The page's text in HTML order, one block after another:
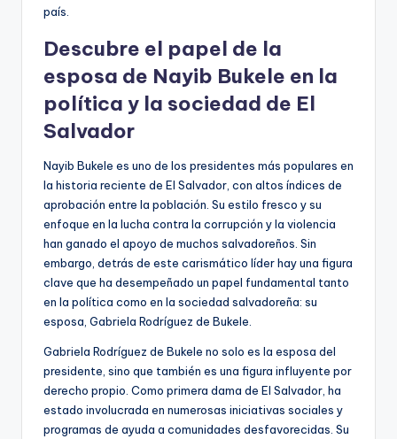
país.
Descubre el papel de la
esposa de Nayib Bukele en la
política y la sociedad de El
Salvador
Nayib Bukele es uno de los presidentes más populares en
la historia reciente de El Salvador, con altos índices de
aprobación entre la población. Su estilo fresco y su
enfoque en la lucha contra la corrupción y la violencia
han ganado el apoyo de muchos salvadoreños. Sin
embargo, detrás de este carismático líder hay una figura
clave que ha desempeñado un papel fundamental tanto
en la política como en la sociedad salvadoreña: su
esposa, Gabriela Rodríguez de Bukele.
Gabriela Rodríguez de Bukele no solo es la esposa del
presidente, sino que también es una figura influyente por
derecho propio. Como primera dama de El Salvador, ha
estado involucrada en numerosas iniciativas sociales y
programas de ayuda a comunidades desfavorecidas. Su